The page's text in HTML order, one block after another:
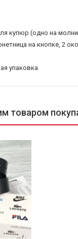
купюр (одно на
на кнопке, 2
упаковка
товаром